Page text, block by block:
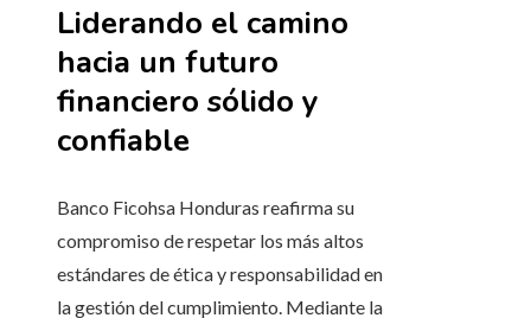
Liderando el camino
hacia un futuro
financiero sólido y
confiable
Banco Ficohsa Honduras reafirma su
compromiso de respetar los más altos
estándares de ética y responsabilidad en
la gestión del cumplimiento. Mediante la